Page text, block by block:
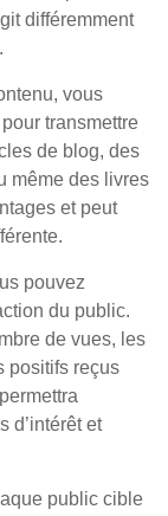
différemment
vous
transmettre
de blog, des
même des livres
et peut
pouvez
du public.
de vues, les
positifs reçus
d’intérêt et
public cible